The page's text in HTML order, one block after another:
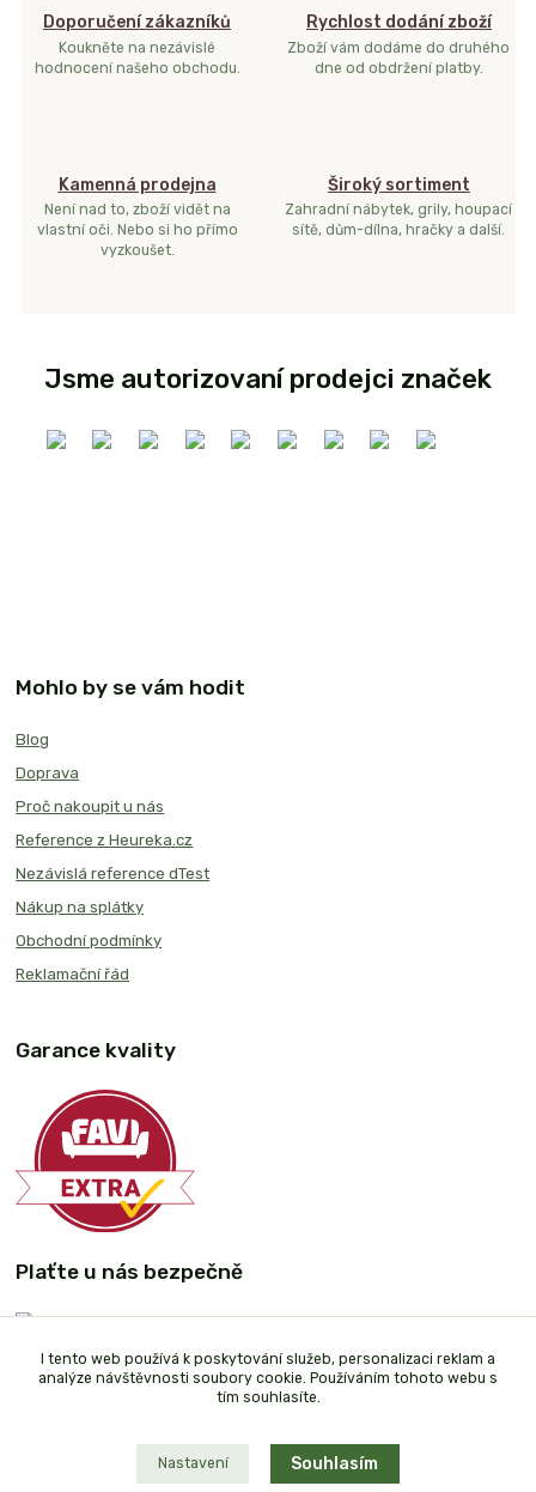
Doporučení zákazníků
Koukněte na nezávislé
hodnocení našeho obchodu.
Rychlost dodání zboží
Zboží vám dodáme do druhého
dne od obdržení platby.
Kamenná prodejna
Není nad to, zboží vidět na
vlastní oči. Nebo si ho přímo
vyzkoušet.
Široký sortiment
Zahradní nábytek, grily, houpací
sítě, dům-dílna, hračky a další.
Jsme autorizovaní prodejci značek
Mohlo by se vám hodit
Blog
Doprava
Proč nakoupit u nás
Reference z Heureka.cz
Nezávislá reference dTest
Nákup na splátky
Obchodní podmínky
Reklamační řád
Garance kvality
Plaťte u nás bezpečně
I tento web používá k poskytování služeb, personalizaci reklam a
analýze návštěvnosti soubory cookie. Používáním tohoto webu s
tím souhlasíte.
Nastavení Souhlasím